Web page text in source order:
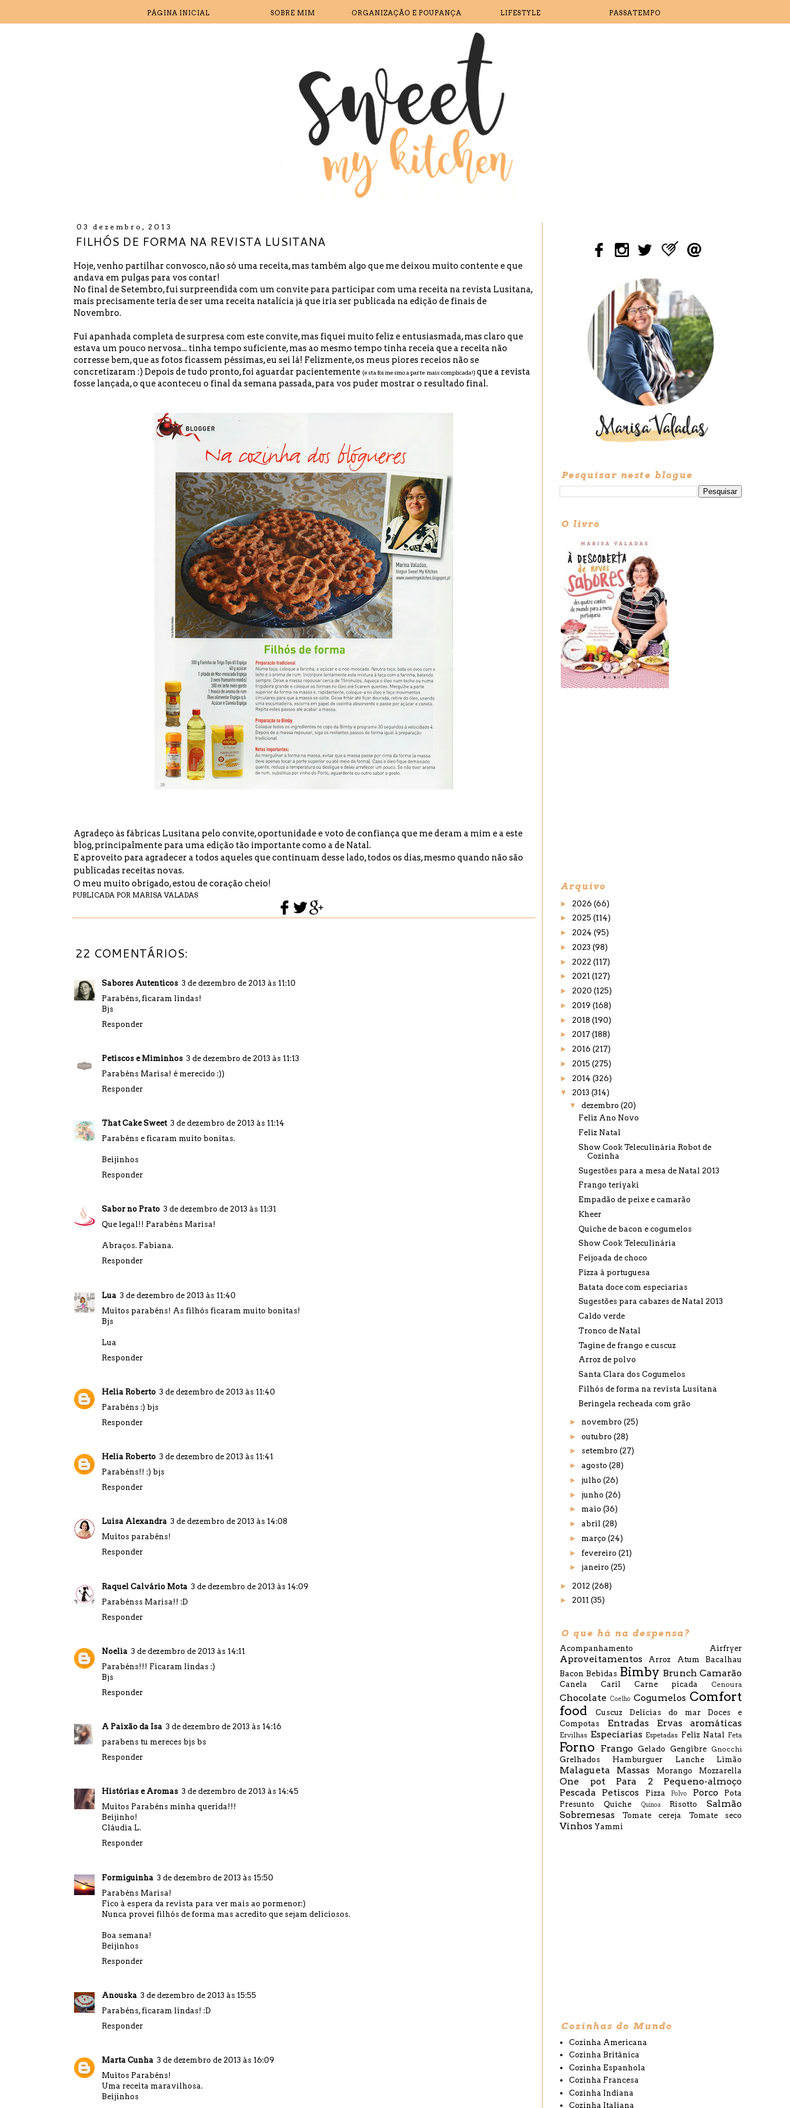
PÁGINA INICIAL SOBRE MIM ORGANIZAÇÃO E POUPANÇA LIFESTYLE PASSATEMPO
03 dezembro, 2013
FILHÓS DE FORMA NA REVISTA LUSITANA
Hoje, venho partilhar convosco, não só uma receita, mas também algo que me deixou muito contente e que
andava em pulgas para vos contar!
No final de Setembro, fui surpreendida com um convite para participar com uma receita na revista Lusitana,
mais precisamente teria de ser uma receita natalícia já que iria ser publicada na edição de finais de
Novembro.
Fui apanhada completa de surpresa com este convite, mas fiquei muito feliz e entusiasmada, mas claro que
estava um pouco nervosa... tinha tempo suficiente, mas ao mesmo tempo tinha receia que a receita não
corresse bem, que as fotos ficassem péssimas, eu sei lá! Felizmente, os meus piores receios não se
concretizaram :) Depois de tudo pronto, foi aguardar pacientemente (esta foi mesmo a parte mais complicada!) que a revista
fosse lançada, o que aconteceu o final da semana passada, para vos puder mostrar o resultado final.
Agradeço às fábricas Lusitana pelo convite, oportunidade e voto de confiança que me deram a mim e a este
blog, principalmente para uma edição tão importante como a de Natal.
E aproveito para agradecer a todos aqueles que continuam desse lado, todos os dias, mesmo quando não são
publicadas receitas novas.
O meu muito obrigado, estou de coração cheio!
PUBLICADA POR MARISA VALADAS
22 COMENTÁRIOS:
Sabores Autenticos 3 de dezembro de 2013 às 11:10
Parabéns, ficaram lindas!
Bjs
Responder
Petiscos e Miminhos 3 de dezembro de 2013 às 11:13
Parabéns Marisa! é merecido :))
Responder
That Cake Sweet 3 de dezembro de 2013 às 11:14
Parabéns e ficaram muito bonitas.
Beijinhos
Responder
Sabor no Prato 3 de dezembro de 2013 às 11:31
Que legal!! Parabéns Marisa!
Abraços. Fabiana.
Responder
Lua 3 de dezembro de 2013 às 11:40
Muitos parabéns! As filhós ficaram muito bonitas!
Bjs
Lua
Responder
Helia Roberto 3 de dezembro de 2013 às 11:40
Parabéns :) bjs
Responder
Helia Roberto 3 de dezembro de 2013 às 11:41
Parabéns!! :) bjs
Responder
Luisa Alexandra 3 de dezembro de 2013 às 14:08
Muitos parabéns!
Responder
Raquel Calvário Mota 3 de dezembro de 2013 às 14:09
Parabénss Marisa!! :D
Responder
Noelia 3 de dezembro de 2013 às 14:11
Parabéns!!! Ficaram lindas :)
Bjs
Responder
A Paixão da Isa 3 de dezembro de 2013 às 14:16
parabens tu mereces bjs bs
Responder
Histórias e Aromas 3 de dezembro de 2013 às 14:45
Muitos Parabéns minha querida!!!
Beijinho!
Cláudia L.
Responder
Formiguinha 3 de dezembro de 2013 às 15:50
Parabéns Marisa!
Fico à espera da revista para ver mais ao pormenor:)
Nunca provei filhós de forma mas acredito que sejam deliciosos.
Boa semana!
Beijinhos
Responder
Anouska 3 de dezembro de 2013 às 15:55
Parabéns, ficaram lindas! :D
Responder
Marta Cunha 3 de dezembro de 2013 às 16:09
Muitos Parabéns!
Uma receita maravilhosa.
Beijinhos
Pesquisar neste blogue
O livro
Arquivo
► 2026 (66)
► 2025 (114)
► 2024 (95)
► 2023 (98)
► 2022 (117)
► 2021 (127)
► 2020 (125)
► 2019 (168)
► 2018 (190)
► 2017 (188)
► 2016 (217)
► 2015 (275)
► 2014 (326)
▼ 2013 (314)
▼ dezembro (20)
Feliz Ano Novo
Feliz Natal
Show Cook Teleculinária Robot de
Cozinha
Sugestões para a mesa de Natal 2013
Frango teriyaki
Empadão de peixe e camarão
Kheer
Quiche de bacon e cogumelos
Show Cook Teleculinária
Feijoada de choco
Pizza à portuguesa
Batata doce com especiarias
Sugestões para cabazes de Natal 2013
Caldo verde
Tronco de Natal
Tagine de frango e cuscuz
Arroz de polvo
Santa Clara dos Cogumelos
Filhós de forma na revista Lusitana
Beringela recheada com grão
► novembro (25)
► outubro (28)
► setembro (27)
► agosto (28)
► julho (26)
► junho (26)
► maio (36)
► abril (28)
► março (24)
► fevereiro (21)
► janeiro (25)
► 2012 (268)
► 2011 (35)
O que há na despensa?
Acompanhamento Airfryer
Aproveitamentos Arroz Atum
Bacalhau
Bacon Bebidas Bimby Brunch Camarão
Canela Caril Carne picada Cenoura
Chocolate Coelho Cogumelos Comfort
food
Cuscuz Delícias do mar
Doces e
Compotas
Entradas Ervas aromáticas
Ervilhas Especiarias Espetadas Feliz Natal Feta
Forno Frango Gelado Gengibre Gnocchi
Grelhados Hamburguer Lanche Limão
Malagueta Massas Morango Mozzarella
One pot Para 2
Pequeno-almoço
Pescada
Petiscos Pizza Polvo Porco
Pota
Presunto
Quiche Quinoa Risotto
Salmão
Sobremesas
Tomate cereja Tomate seco
Vinhos Yammi
Cozinhas do Mundo
Cozinha Americana
Cozinha Britânica
Cozinha Espanhola
Cozinha Francesa
Cozinha Indiana
Cozinha Italiana